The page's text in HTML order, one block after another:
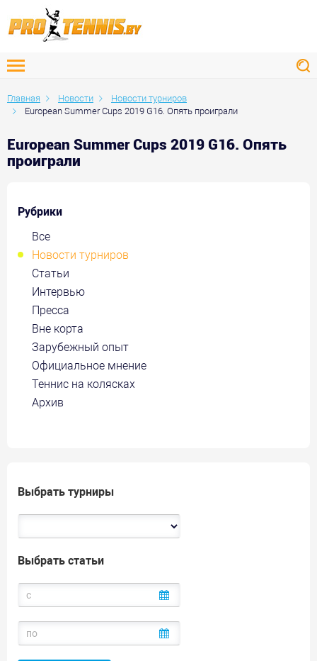
Главная Новости
Новости турниров
European Summer Cups 2019 G16. Опять проиграли
European Summer Cups 2019 G16. Опять
проиграли
Рубрики
Все
Новости турниров
Статьи
Интервью
Пресса
Вне корта
Зарубежный опыт
Официальное мнение
Теннис на колясках
Архив
Выбрать турниры
Выбрать статьи